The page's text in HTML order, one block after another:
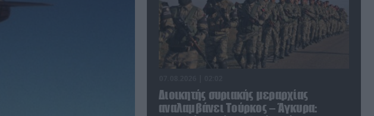
Διοικητής συριακής μεραρχίας
αναλαμβάνει Τούρκος – Άγκυρα: